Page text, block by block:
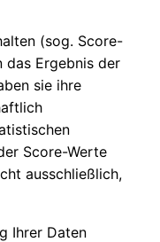
(sog. Score-
das Ergebnis der
sie ihre
Score-Werte
ausschließlich,
Ihrer Daten